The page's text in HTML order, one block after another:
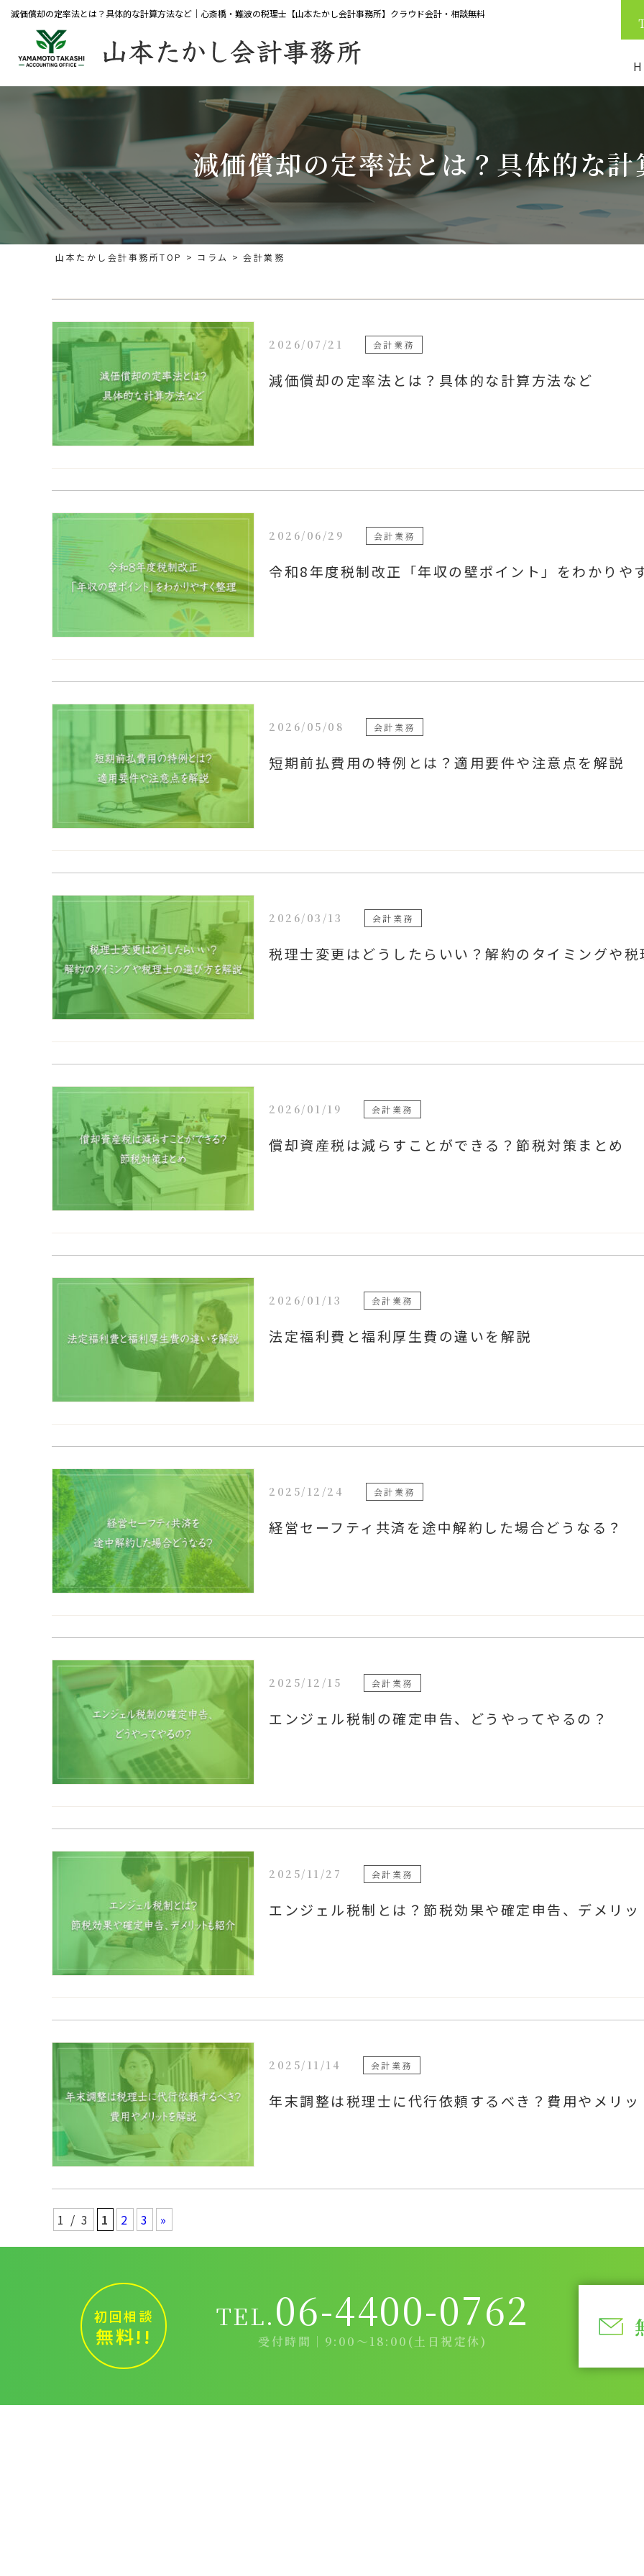
減価償却の定率法とは？具体的な計算方法など｜心斎橋・難波の税理士【山本たかし会計事務所】クラウド会計・相談無料
減価償却の定率法とは？具体的な
山本たかし会計事務所TOP コラム 会計業務
2026/07/21 会計業務
減価償却の定率法とは？具体的な計算方法など
2026/06/29 会計業務
令和8年度税制改正「年収の壁ポイント」をわかりや
2026/05/08 会計業務
短期前払費用の特例とは？適用要件や注意点を解説
2026/03/13 会計業務
税理士変更はどうしたらいい？解約のタイミングや
2026/01/19 会計業務
償却資産税は減らすことができる？節税対策まとめ
2026/01/13 会計業務
法定福利費と福利厚生費の違いを解説
2025/12/24 会計業務
経営セーフティ共済を途中解約した場合どうなる？
2025/12/15 会計業務
エンジェル税制の確定申告、どうやってやるの？
2025/11/27 会計業務
エンジェル税制とは？節税効果や確定申告、デメリ
2025/11/14 会計業務
年末調整は税理士に代行依頼するべき？費用やメリ
1 / 3 1 2 3 »
初回相談
無料!!
TEL.06-4400-0762
受付時間｜9:00～18:00(土日祝定休)